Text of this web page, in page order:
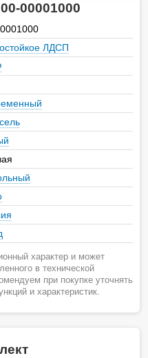
00001000
ЛДСП
характер и может
в технической
при покупке уточнять
и характеристик.